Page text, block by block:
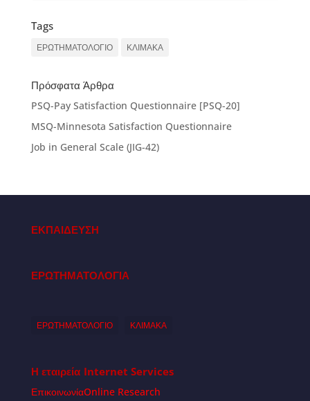
Tags
ΕΡΩΤΗΜΑΤΟΛΟΓΙΟ ΚΛΙΜΑΚΑ
Πρόσφατα Άρθρα
PSQ-Pay Satisfaction Questionnaire [PSQ-20]
MSQ-Minnesota Satisfaction Questionnaire
Job in General Scale (JIG-42)
ΕΚΠΑΙΔΕΥΣΗ
ΕΡΩΤΗΜΑΤΟΛΟΓΙΑ
ΕΡΩΤΗΜΑΤΟΛΟΓΙΟ ΚΛΙΜΑΚΑ
Η εταιρεία
Επικοινωνία
Internet Services
Online Research